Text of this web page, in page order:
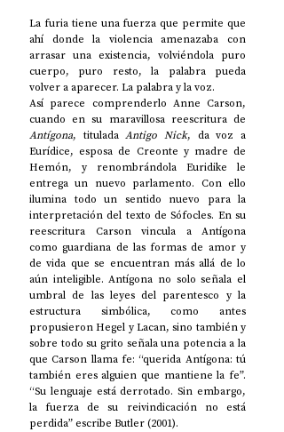
La furia tiene una fuerza que permite que
ahí donde la violencia amenazaba con
arrasar una existencia, volviéndola puro
cuerpo, puro resto, la palabra pueda
volver a aparecer. La palabra y la voz.
Así parece comprenderlo Anne Carson,
Antígona, titulada Antigo Nick, da voz a
Eurídice, esposa de Creonte y madre de
Hemón, y renombrándola Euridike le
entrega un nuevo parlamento. Con ello
ilumina todo un sentido nuevo para la
interpretación del texto de Sófocles. En su
reescritura Carson vincula a Antígona
como guardiana de las formas de amor y
de vida que se encuentran más allá de lo
aún inteligible. Antígona no solo señala el
umbral de las leyes del parentesco y la
estructura simbólica, como antes
propusieron Hegel y Lacan, sino también y
sobre todo su grito señala una potencia a la
que Carson llama fe: “querida Antígona: tú
también eres alguien que mantiene la fe”.
“Su lenguaje está derrotado. Sin embargo,
la fuerza de su reivindicación no está
perdida” escribe Butler (2001).